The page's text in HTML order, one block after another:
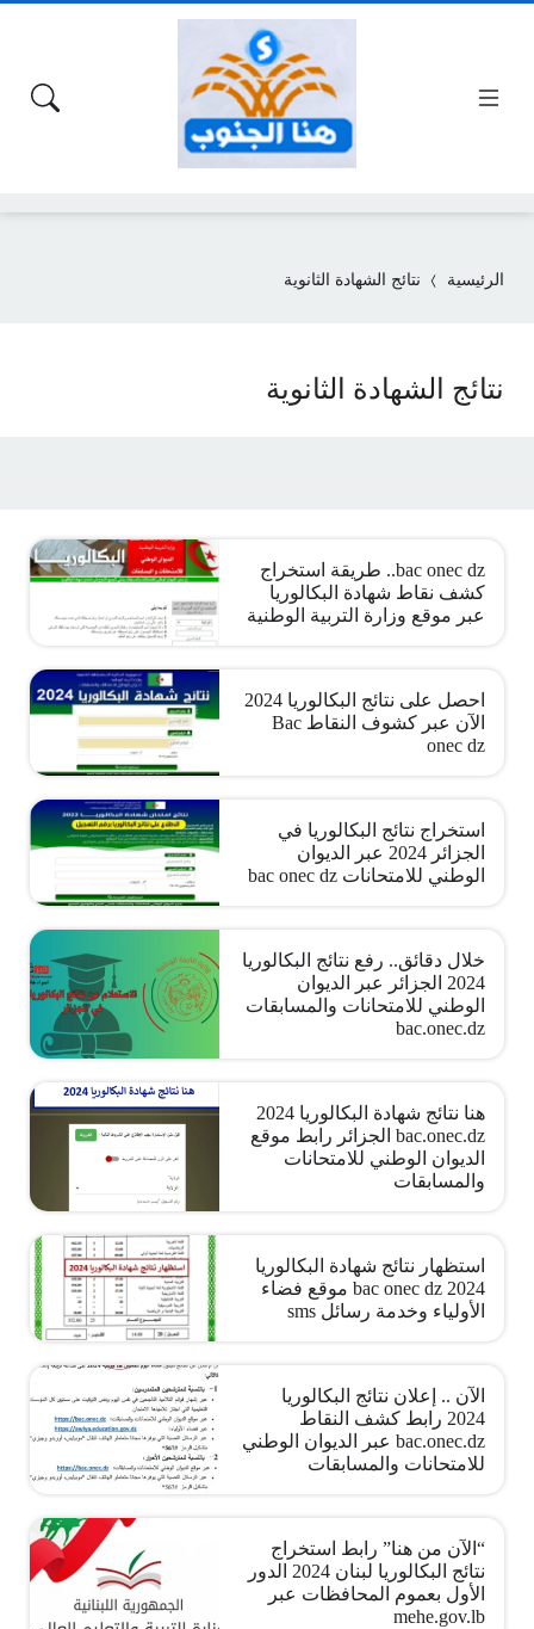
الرئيسية نتائج الشهادة الثانوية
نتائج الشهادة الثانوية
bac onec dz.. طريقة استخراج
كشف نقاط شهادة البكالوريا
عبر موقع وزارة التربية الوطنية
احصل على نتائج البكالوريا 2024
الآن عبر كشوف النقاط Bac
onec dz
استخراج نتائج البكالوريا في
الجزائر 2024 عبر الديوان
الوطني للامتحانات bac onec dz
خلال دقائق.. رفع نتائج البكالوريا
2024 الجزائر عبر الديوان
الوطني للامتحانات والمسابقات
bac.onec.dz
هنا نتائج شهادة البكالوريا 2024
bac.onec.dz الجزائر رابط موقع
الديوان الوطني للامتحانات
والمسابقات
استظهار نتائج شهادة البكالوريا
2024 bac onec dz موقع فضاء
الأولياء وخدمة رسائل sms
الآن .. إعلان نتائج البكالوريا
2024 رابط كشف النقاط
bac.onec.dz عبر الديوان الوطني
للامتحانات والمسابقات
“الآن من هنا” رابط استخراج
نتائج البكالوريا لبنان 2024 الدور
الأول بعموم المحافظات عبر
mehe.gov.lb